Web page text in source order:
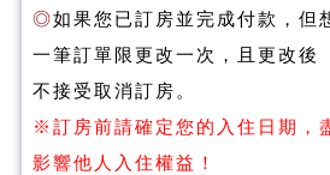
◎如果您已訂房並完成付款，但
一筆訂單限更改一次，且
不接受取消訂房。
※訂房前請確定您的入住日期，
影響他人入住權益！